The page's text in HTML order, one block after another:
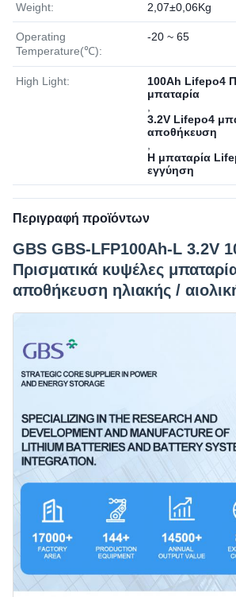
Weight: 2,07±0,06Kg
Operating
Temperature(℃):
-20 ~ 65
High Light:
100Ah Lifepo4
μπαταρία
3.2V Lifepo4
αποθήκευση
Η μπαταρία
εγγύηση
Περιγραφή προϊόντων
GBS GBS-LFP100Ah-L 3.2V
Πρισματικά κυψέλες
αποθήκευση ηλιακής /